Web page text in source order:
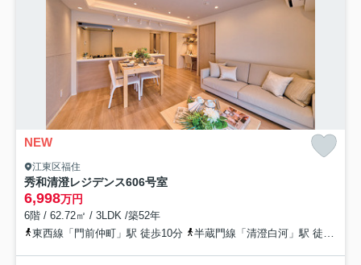
NEW
江東区福住
秀和清澄レジデンス606号室
6,998万円
6階 / 62.72㎡ / 3LDK /築52年
東西線「門前仲町」駅 徒歩10分
半蔵門線「清澄白河」駅 徒歩11分